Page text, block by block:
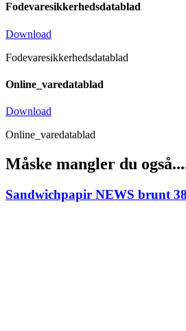
Fodevaresikkerhedsdatablad
Download
Fodevaresikkerhedsdatablad
Online_varedatablad
Download
Online_varedatablad
Måske mangler du
Sandwichpapir NEWS brunt